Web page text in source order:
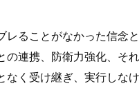
レることがなかった信念
の連携、防衛力強化、そ
なく受け継ぎ、実行しな